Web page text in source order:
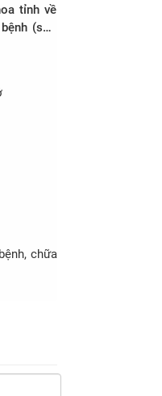
tỉnh về
(sửa
chữa